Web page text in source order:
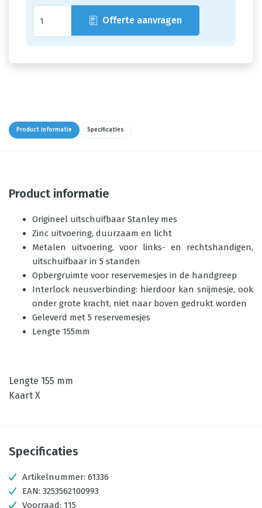
Offerte aanvragen
Product informatie Specificaties
Product informatie
Origineel uitschuifbaar Stanley mes
Zinc uitvoering, duurzaam en licht
Metalen uitvoering, voor links- en rechtshandigen,
uitschuifbaar in 5 standen
Opbergruimte voor reservemesjes in de handgreep
Interlock neusverbinding: hierdoor kan snijmesje, ook
onder grote kracht, niet naar boven gedrukt worden
Geleverd met 5 reservemesjes
Lengte 155mm
Lengte 155 mm
Kaart X
Specificaties
Artikelnummer: 61336
EAN: 3253562100993
Voorraad: 115